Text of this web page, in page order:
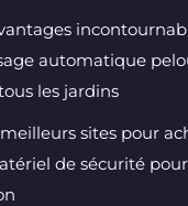
automatique
les jardins
meilleurs sites pour
de sécurité